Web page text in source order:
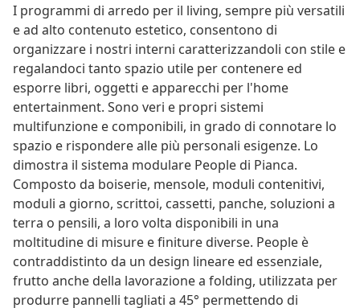
I programmi di arredo per il living, sempre più versatili
e ad alto contenuto estetico, consentono di
organizzare i nostri interni caratterizzandoli con stile e
regalandoci tanto spazio utile per contenere ed
esporre libri, oggetti e apparecchi per l'home
entertainment. Sono veri e propri sistemi
multifunzione e componibili, in grado di connotare lo
spazio e rispondere alle più personali esigenze. Lo
dimostra il sistema modulare People di Pianca.
Composto da boiserie, mensole, moduli contenitivi,
moduli a giorno, scrittoi, cassetti, panche, soluzioni a
terra o pensili, a loro volta disponibili in una
moltitudine di misure e finiture diverse. People è
contraddistinto da un design lineare ed essenziale,
frutto anche della lavorazione a folding, utilizzata per
produrre pannelli tagliati a 45° permettendo di